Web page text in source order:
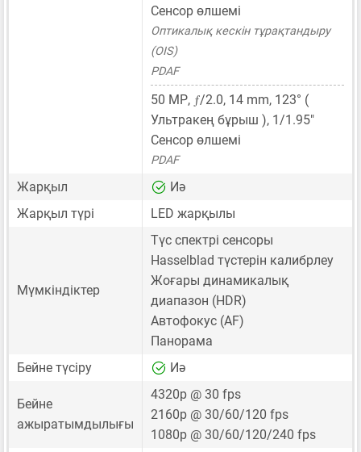
Сенсор өлшемі
Оптикалық кескін тұрақтандыру
(OIS)
PDAF
50 MP, ƒ/2.0, 14 mm, 123° (
Ультракең бұрыш ), 1/1.95"
Сенсор өлшемі
PDAF
Жарқыл
Иә
Жарқыл түрі
LED жарқылы
Мүмкіндіктер
Түс спектрі сенсоры
Hasselblad түстерін калибрлеу
Жоғары динамикалық
диапазон (HDR)
Автофокус (AF)
Панорама
Бейне түсіру
Иә
Бейне
ажыратымдылығы
4320p @ 30 fps
2160p @ 30/60/120 fps
1080p @ 30/60/120/240 fps